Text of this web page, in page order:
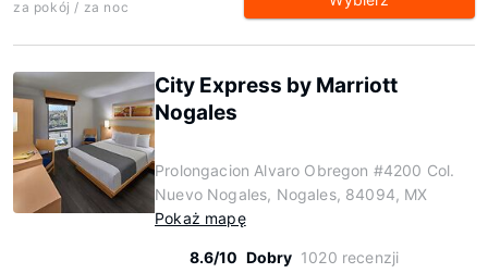
za pokój / za noc
City Express by Marriott
Nogales
Prolongacion Alvaro Obregon #4200 Col.
Nuevo Nogales, Nogales, 84094, MX
Pokaż mapę
8.6/10 Dobry 1020 recenzji